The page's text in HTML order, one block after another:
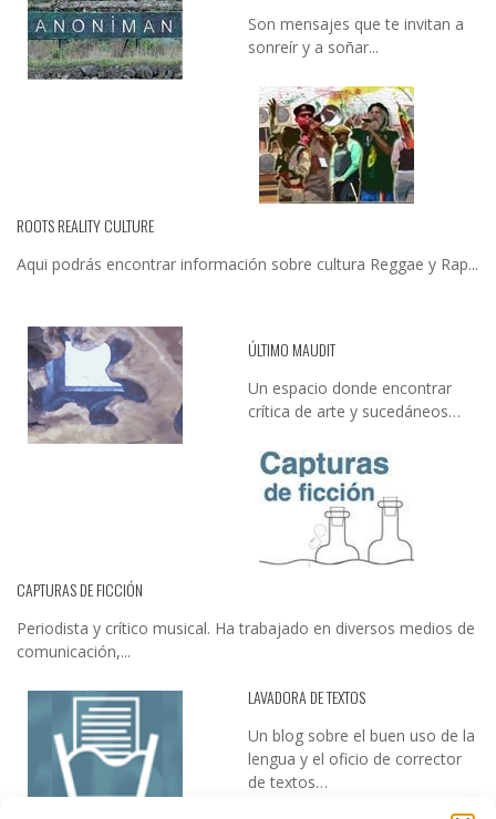
Son mensajes que te invitan a
sonreír y a soñar...
ROOTS REALITY CULTURE
Aqui podrás encontrar información sobre cultura Reggae y Rap...
ÚLTIMO MAUDIT
Un espacio donde encontrar
crítica de arte y sucedáneos…
CAPTURAS DE FICCIÓN
Periodista y crítico musical. Ha trabajado en diversos medios de
comunicación,...
LAVADORA DE TEXTOS
Un blog sobre el buen uso de la
lengua y el oficio de corrector
de textos…